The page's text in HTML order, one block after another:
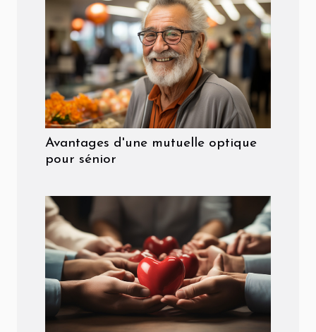
Avantages d'une mutuelle optique
pour sénior